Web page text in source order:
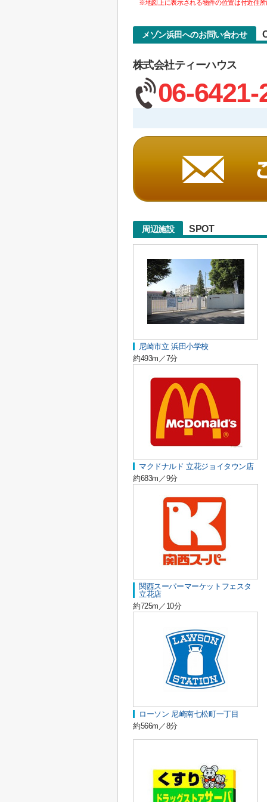
※地図上に表示される物件の位置は付近住
メゾン浜田へのお問い合わせ
株式会社ティーハウス
06-6421-
周辺施設 SPOT
尼崎市立 浜田小学校
約493m／7分
マクドナルド 立花ジョイタウン店
約683m／9分
関西スーパーマーケットフェスタ
立花店
約725m／10分
ローソン 尼崎南七松町一丁目
約566m／8分